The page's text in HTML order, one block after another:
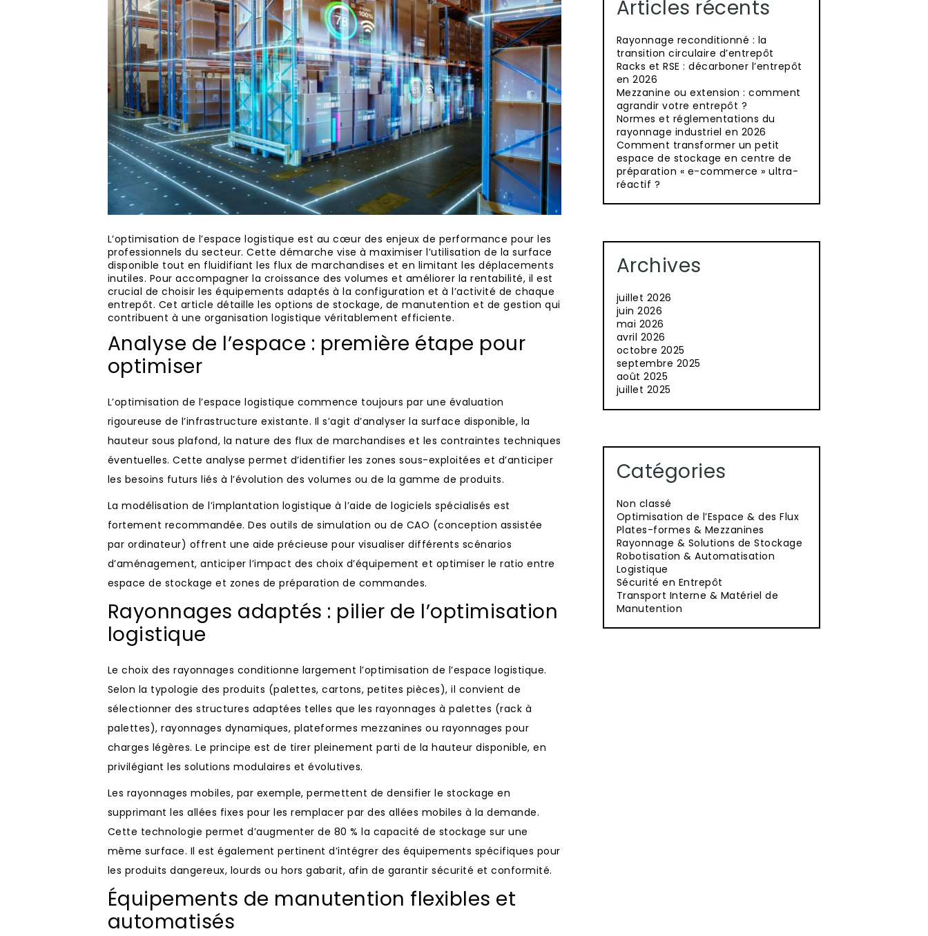
L’optimisation de l’espace logistique est au cœur des enjeux de performance pour les
professionnels du secteur. Cette démarche vise à maximiser l’utilisation de la surface
disponible tout en fluidifiant les flux de marchandises et en limitant les déplacements
inutiles. Pour accompagner la croissance des volumes et améliorer la rentabilité, il est
crucial de choisir les équipements adaptés à la configuration et à l’activité de chaque
entrepôt. Cet article détaille les options de stockage, de manutention et de gestion qui
contribuent à une organisation logistique véritablement efficiente.
Analyse de l’espace : première étape pour
optimiser
L’optimisation de l’espace logistique commence toujours par une évaluation
rigoureuse de l’infrastructure existante. Il s’agit d’analyser la surface disponible, la
hauteur sous plafond, la nature des flux de marchandises et les contraintes techniques
éventuelles. Cette analyse permet d’identifier les zones sous-exploitées et d’anticiper
les besoins futurs liés à l’évolution des volumes ou de la gamme de produits.
La modélisation de l’implantation logistique à l’aide de logiciels spécialisés est
fortement recommandée. Des outils de simulation ou de CAO (conception assistée
par ordinateur) offrent une aide précieuse pour visualiser différents scénarios
d’aménagement, anticiper l’impact des choix d’équipement et optimiser le ratio entre
espace de stockage et zones de préparation de commandes.
Rayonnages adaptés : pilier de l’optimisation
logistique
Le choix des rayonnages conditionne largement l’optimisation de l’espace logistique.
Selon la typologie des produits (palettes, cartons, petites pièces), il convient de
sélectionner des structures adaptées telles que les rayonnages à palettes (rack à
palettes), rayonnages dynamiques, plateformes mezzanines ou rayonnages pour
charges légères. Le principe est de tirer pleinement parti de la hauteur disponible, en
privilégiant les solutions modulaires et évolutives.
Les rayonnages mobiles, par exemple, permettent de densifier le stockage en
supprimant les allées fixes pour les remplacer par des allées mobiles à la demande.
Cette technologie permet d’augmenter de 80 % la capacité de stockage sur une
même surface. Il est également pertinent d’intégrer des équipements spécifiques pour
les produits dangereux, lourds ou hors gabarit, afin de garantir sécurité et conformité.
Équipements de manutention flexibles et
automatisés
Articles récents
Rayonnage reconditionné : la
transition circulaire d’entrepôt
Racks et RSE : décarboner l’entrepôt
en 2026
Mezzanine ou extension : comment
agrandir votre entrepôt ?
Normes et réglementations du
rayonnage industriel en 2026
Comment transformer un petit
espace de stockage en centre de
préparation « e-commerce » ultra-
réactif ?
Archives
juillet 2026
juin 2026
mai 2026
avril 2026
octobre 2025
septembre 2025
août 2025
juillet 2025
Catégories
Non classé
Optimisation de l’Espace & des Flux
Plates-formes & Mezzanines
Rayonnage & Solutions de Stockage
Robotisation & Automatisation
Logistique
Sécurité en Entrepôt
Transport Interne & Matériel de
Manutention